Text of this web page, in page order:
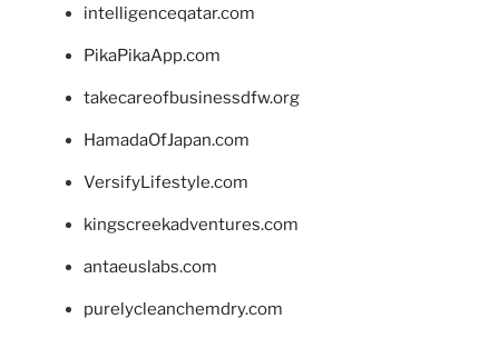
intelligenceqatar.com
PikaPikaApp.com
takecareofbusinessdfw.org
HamadaOfJapan.com
VersifyLifestyle.com
kingscreekadventures.com
antaeuslabs.com
purelycleanchemdry.com